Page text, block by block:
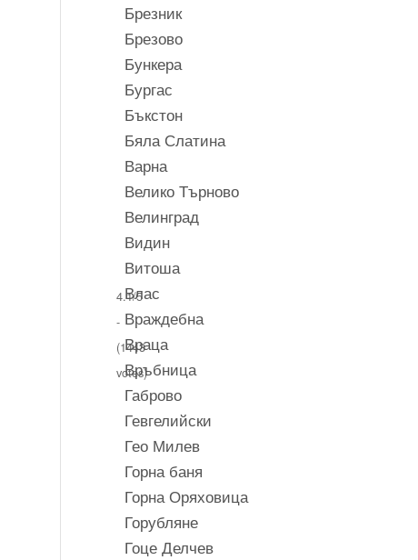
4.1/5
-
(1443
votes)
Брезник
Брезово
Бункера
Бургас
Бъкстон
Бяла Слатина
Варна
Велико Търново
Велинград
Видин
Витоша
Влас
Враждебна
Враца
Връбница
Габрово
Гевгелийски
Гео Милев
Горна баня
Горна Оряховица
Горубляне
Гоце Делчев